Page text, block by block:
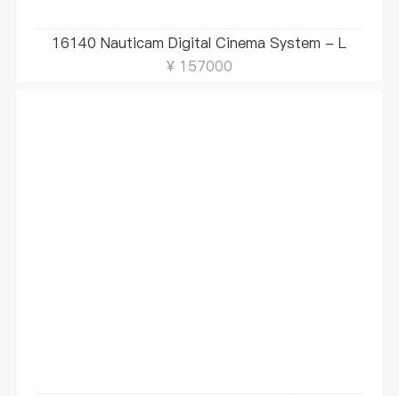
16140 Nauticam Digital Cinema System - L
¥ 157000